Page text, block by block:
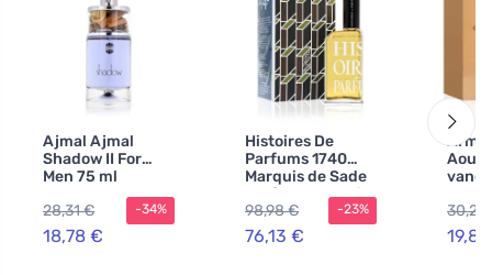
Ajmal Ajmal
Shadow II For
Men 75 ml
28,31 €
18,78 €
-34%
Histoires De
Parfums 1740
Marquis de Sade
parfumevand til
mænd 60 ml
98,98 €
76,13 €
-23%
Aoud
vand
30,20